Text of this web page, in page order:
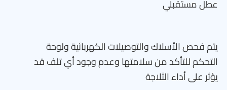
عطل مستقبلي
يتم فحص الأسلاك والتوصيلات الكهربائية ولوحة
التحكم للتأكد من سلامتها وعدم وجود أي تلف قد
يؤثر على أداء الثلاجة